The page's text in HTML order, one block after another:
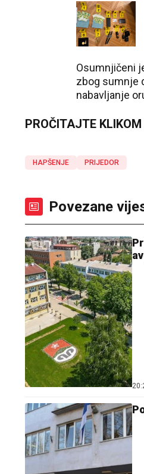
Osumnjičeni
zbog sumnje
nabavljanje
PROČITAJTE
HAPŠENJE PRIJEDOR
Povezane